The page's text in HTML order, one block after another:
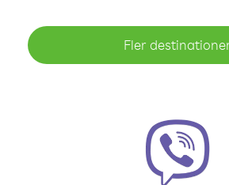
Fler